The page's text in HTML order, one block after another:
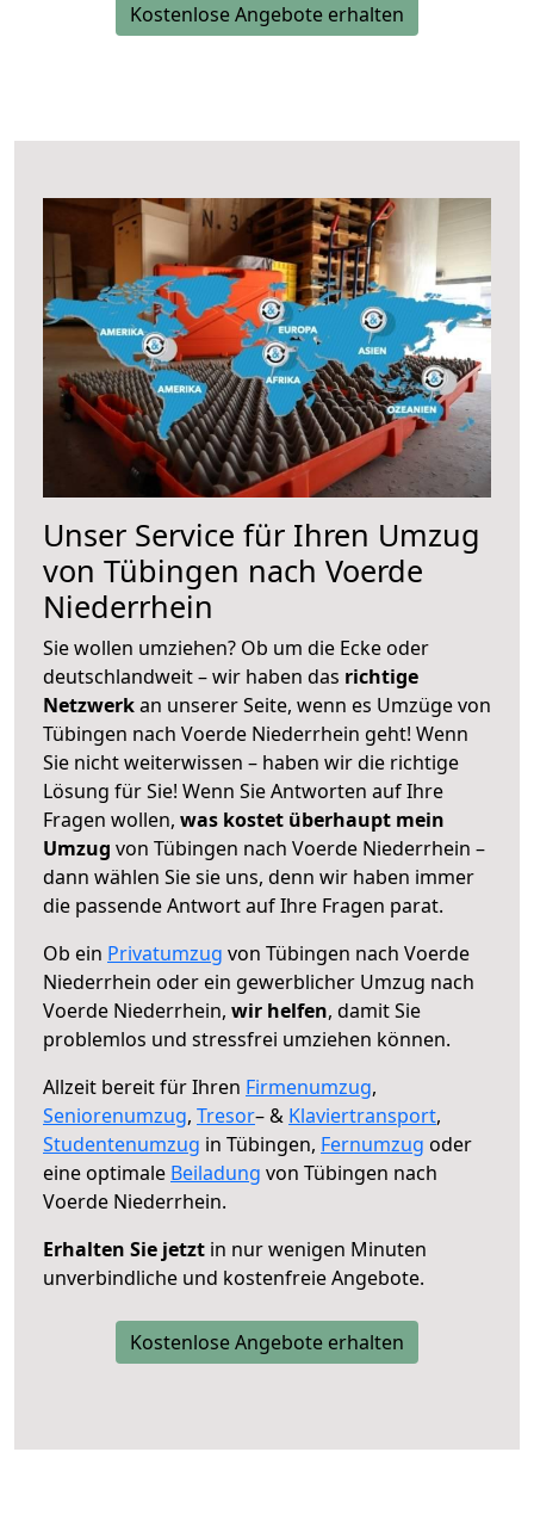
Kostenlose Angebote erhalten
Unser Service für Ihren Umzug
von Tübingen nach Voerde
Niederrhein
Sie wollen umziehen? Ob um die Ecke oder
deutschlandweit – wir haben das richtige
Netzwerkan unserer Seite, wenn es Umzüge von
Tübingen nach Voerde Niederrhein geht! Wenn
Sie nicht weiterwissen – haben wir die richtige
Lösung für Sie! Wenn Sie Antworten auf Ihre
Fragen wollen, was kostet überhaupt mein
Umzug von Tübingen nach Voerde Niederrhein –
dann wählen Sie sie uns, denn wir haben immer
die passende Antwort auf Ihre Fragen parat.
Ob ein Privatumzug von Tübingen nach Voerde
Niederrhein oder ein gewerblicher Umzug nach
Voerde Niederrhein, wir helfen, damit Sie
problemlos und stressfrei umziehen können.
Allzeit bereit für Ihren Firmenumzug,
Seniorenumzug, Tresor– & Klaviertransport,
Studentenumzug in Tübingen, Fernumzug oder
eine optimale Beiladung von Tübingen nach
Voerde Niederrhein.
Erhalten Sie jetzt in nur wenigen Minuten
unverbindliche und kostenfreie Angebote.
Kostenlose Angebote erhalten